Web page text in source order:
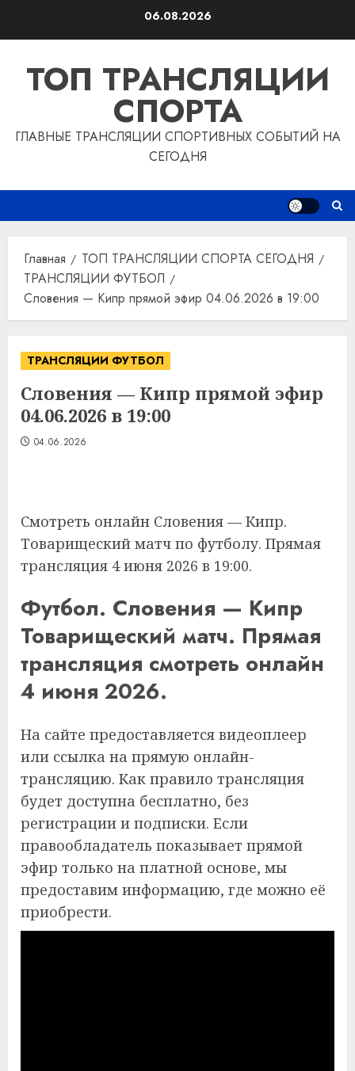
06.08.2026
ТОП ТРАНСЛЯЦИИ
СПОРТА
ГЛАВНЫЕ ТРАНСЛЯЦИИ СПОРТИВНЫХ СОБЫТИЙ НА
СЕГОДНЯ
Главная
ТОП ТРАНСЛЯЦИИ СПОРТА СЕГОДНЯ
ТРАНСЛЯЦИИ ФУТБОЛ
Словения — Кипр прямой эфир 04.06.2026 в 19:00
ТРАНСЛЯЦИИ ФУТБОЛ
Словения — Кипр прямой эфир
04.06.2026 в 19:00
04.06.2026
Смотреть онлайн Словения — Кипр.
Товарищеский матч по футболу. Прямая
трансляция 4 июня 2026 в 19:00.
Футбол. Словения — Кипр
Товарищеский матч. Прямая
трансляция смотреть онлайн
4 июня 2026.
На сайте предоставляется видеоплеер
или ссылка на прямую онлайн-
трансляцию. Как правило трансляция
будет доступна бесплатно, без
регистрации и подписки. Если
правообладатель показывает прямой
эфир только на платной основе, мы
предоставим информацию, где можно её
приобрести.